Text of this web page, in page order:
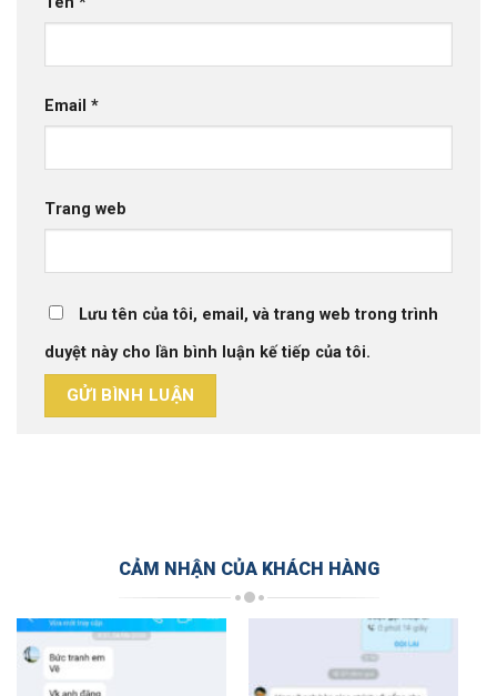
Email *
Trang web
Lưu tên của tôi, email, và trang web trong trình
duyệt này cho lần bình luận kế tiếp của tôi.
CẢM NHẬN CỦA KHÁCH HÀNG